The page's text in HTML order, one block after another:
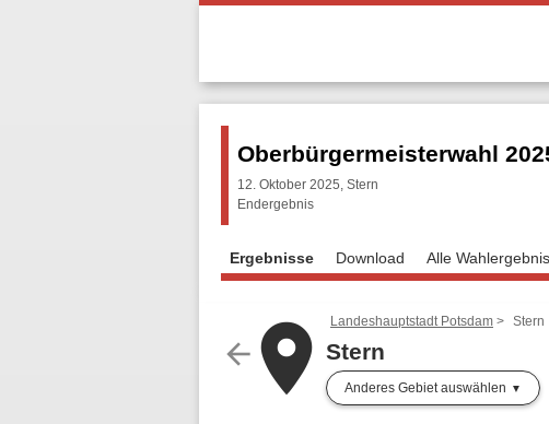
Oberbürgermeisterwahl
12. Oktober 2025, Stern
Endergebnis
Ergebnisse Download Alle
arrow_backplaceLandeshauptstadt Potsdam Stern
Stern
Anderes Gebiet auswählen